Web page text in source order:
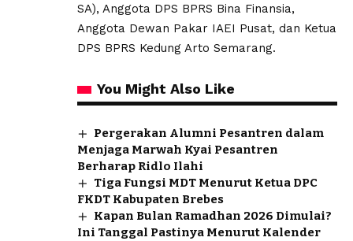
SA), Anggota DPS BPRS Bina Finansia,
Anggota Dewan Pakar IAEI Pusat, dan Ketua
DPS BPRS Kedung Arto Semarang.
You Might Also Like
Pergerakan Alumni Pesantren dalam
Menjaga Marwah Kyai Pesantren
Berharap Ridlo Ilahi
Tiga Fungsi MDT Menurut Ketua DPC
FKDT Kabupaten Brebes
Kapan Bulan Ramadhan 2026 Dimulai?
Ini Tanggal Pastinya Menurut Kalender